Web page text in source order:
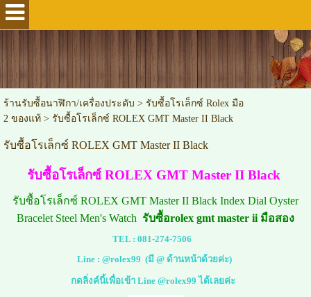
ร้านรับซื้อนาฬิกา/เครื่องประดับ > รับซื้อโรเล็กซ์ Rolex มือ
2 ของแท้> รับซื้อโรเล็กซ์ ROLEX GMT Master II Black
รับซื้อโรเล็กซ์ ROLEX GMT Master II Black
รับซื้อโรเล็กซ์ ROLEX GMT Master II Black
รับซื้อโรเล็กซ์ ROLEX GMT Master II Black Index Dial Oyster
Bracelet Steel Men's Watch รับซื้อrolex gmt master ii มือสอง
TEL : 081-274-7506
Line : @rolex99 (มี @ ด้านหน้าด้วยค่ะ)
กดลิ่งค์นี้เพื่อเข้า Line @rolex99 ได้เลยค่ะ